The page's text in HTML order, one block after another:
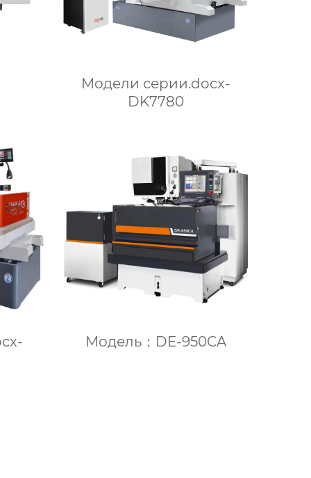
Модели серии.docx-
DK7780
Модель：DE-950CA